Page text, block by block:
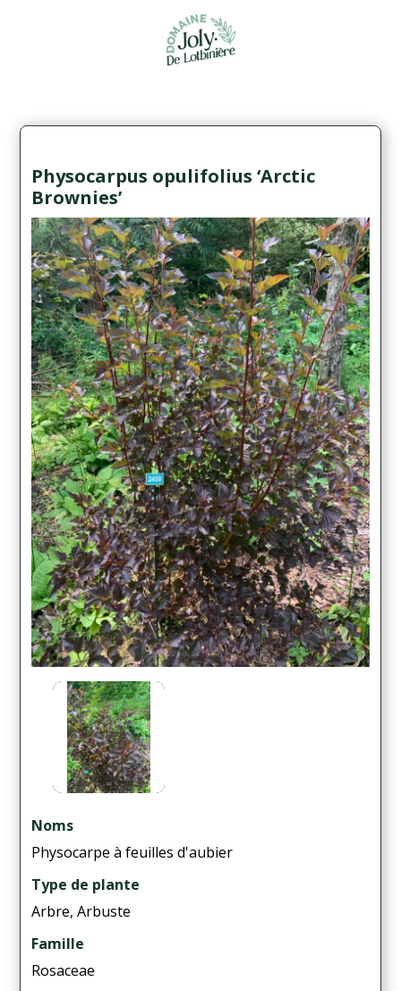
Physocarpus opulifolius ‘Arctic
Brownies’
Noms
Physocarpe à feuilles d'aubier
Type de plante
Arbre, Arbuste
Famille
Rosaceae